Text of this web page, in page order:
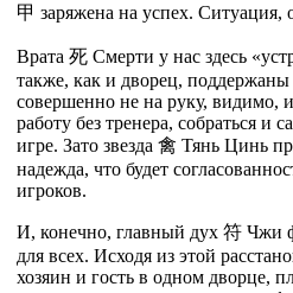
甲 заряжена на успех. Ситуация,
Врата 死 Смерти у нас здесь
также, как и дворец,
совершенно не на руку, видимо,
работу без тренера, собраться и
игре. Зато звезда 禽 Тянь Цинь
надежда, что будет
игроков.
И, конечно, главный дух 符 Чжи
для всех. Исходя из этой
хозяин и гость в одном дворце,